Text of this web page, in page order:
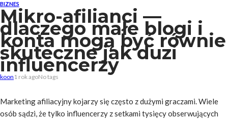
BIZNES
Mikro-afilianci —
dlaczego małe blogi i
konta mogą być równie
skuteczne jak duzi
influencerzy
koon 1 rok agoNo tags
Marketing afiliacyjny kojarzy się często z dużymi graczami. Wiele
osób sądzi, że tylko influencerzy z setkami tysięcy obserwujących